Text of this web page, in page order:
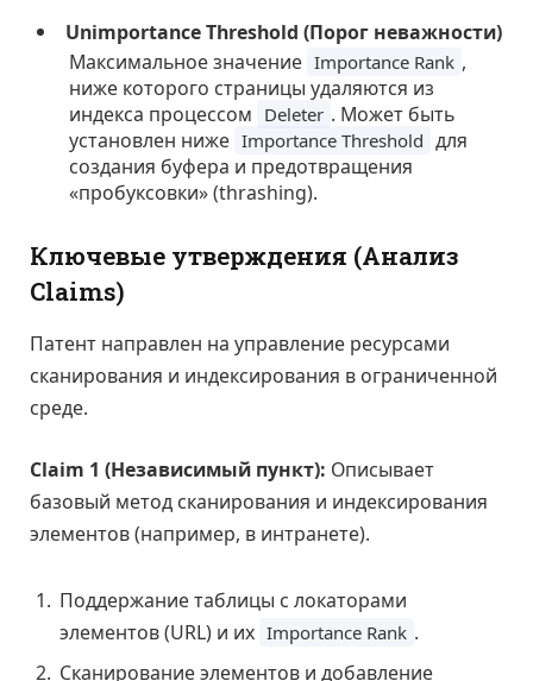
Unimportance Threshold (Порог неважности)
Максимальное значение Importance Rank ,
ниже которого страницы удаляются из
индекса процессом Deleter . Может быть
установлен ниже Importance Threshold для
создания буфера и предотвращения
«пробуксовки» (thrashing).
Ключевые утверждения (Анализ
Claims)
Патент направлен на управление ресурсами
сканирования и индексирования в ограниченной
среде.
Claim 1 (Независимый пункт): Описывает
базовый метод сканирования и индексирования
элементов (например, в интранете).
Поддержание таблицы с локаторами
элементов (URL) и их Importance Rank .
Сканирование элементов и добавление